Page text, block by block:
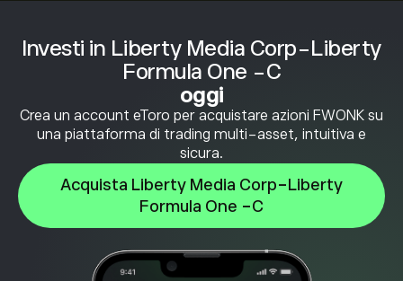
Investi in Liberty Media Corp-Liberty
Formula One -C
oggi
Crea un account eToro per acquistare azioni FWONK su
una piattaforma di trading multi-asset, intuitiva e
sicura.
Acquista Liberty Media Corp-Liberty
Formula One -C